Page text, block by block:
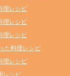
理レシピ
理レシピ
理レシピ
た料理レシピ
理レシピ
レシピ